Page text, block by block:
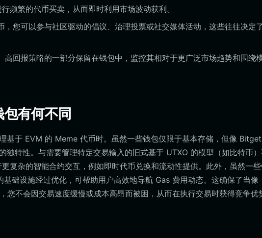
频繁的代币买卖，从而即时利用市场波动获利。
，您可以参与社区驱动的倡议、治理投票或社交媒体活动，这些往往决定
高回报策略的一部分保留在钱包中，监控其相对于更广泛市场趋势和围绕
有何不同
基于 EVM 的 Meme 代币时。虽然一些钱包仅限于基本存储，但像 Bitget
独特性。与需要管理特定交易输入的旧式基于 UTXO 的模型（如比特币
复杂的智能合约交互，例如即时代币兑换和流动性提供。此外，虽然一
础设施经过优化，可帮助用户高效地导航 Gas 费用动态。这确保了当像
不会因交易速度缓慢或成本高昂而被困，从而在执行交易时获得竞争优